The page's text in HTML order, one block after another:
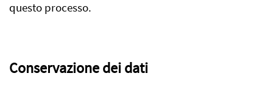
questo processo.
Conservazione dei dati